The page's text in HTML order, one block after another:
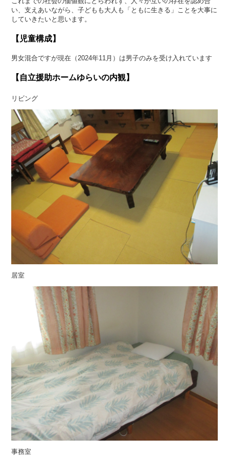
い、支えあいながら、子どもも大人も「ともに生きる」ことを大事に
していきたいと思います。
【児童構成】
男女混合ですが現在（2024年11月）は男子のみを受け入れています
【自立援助ホームゆらいの内観】
リビング
居室
事務室